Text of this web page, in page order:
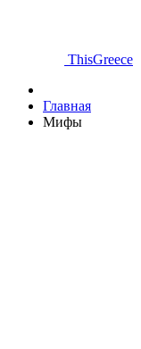
ThisGreece
Главная
Мифы